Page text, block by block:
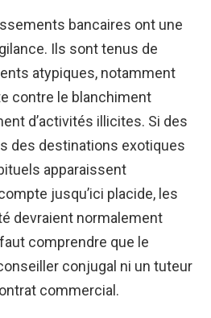
bancaires ont une
Ils sont tenus de
atypiques, notamment
contre le blanchiment
d’activités illicites. Si des
des destinations exotiques
apparaissent
jusqu’ici placide, les
devraient normalement
comprendre que le
conjugal ni un tuteur
commercial.